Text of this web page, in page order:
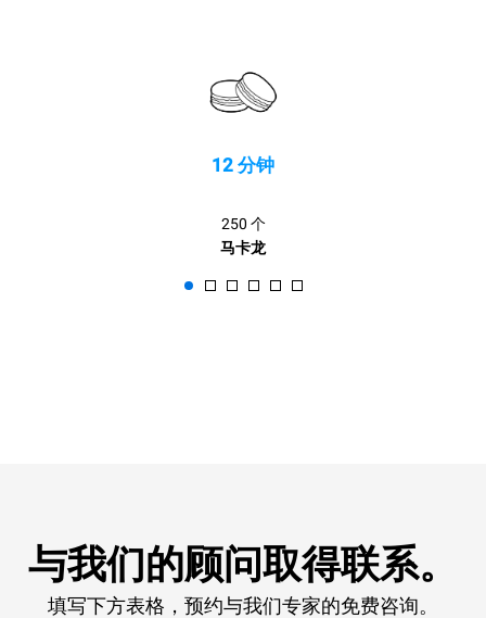
12 分钟
250 个
马卡龙
与我们的顾问取得联系。
填写下方表格，预约与我们专家的免费咨询。